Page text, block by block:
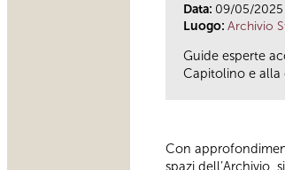
Data: 09/05/2025
Luogo: Archivio
Guide esperte
Capitolino e alla
Con
spazi dell’Archivio,